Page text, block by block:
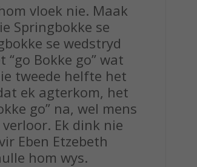
vloek nie. Maak
Springbokke se
se wedstryd
Bokke go” wat
tweede helfte het
ek agterkom, het
go” na, wel mens
Ek dink nie
Eben Etzebeth
hom wys.